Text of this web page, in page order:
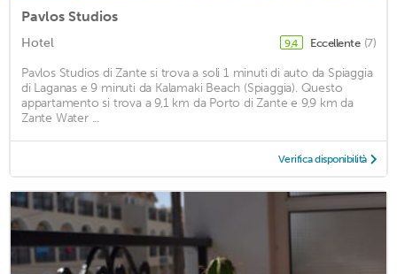
Pavlos Studios
Hotel 9,4 Eccellente (7)
Pavlos Studios di Zante si trova a soli 1 minuti di auto da Spiaggia
di Laganas e 9 minuti da Kalamaki Beach (Spiaggia). Questo
appartamento si trova a 9,1 km da Porto di Zante e 9,9 km da
Zante Water ...
Verifica disponibilità